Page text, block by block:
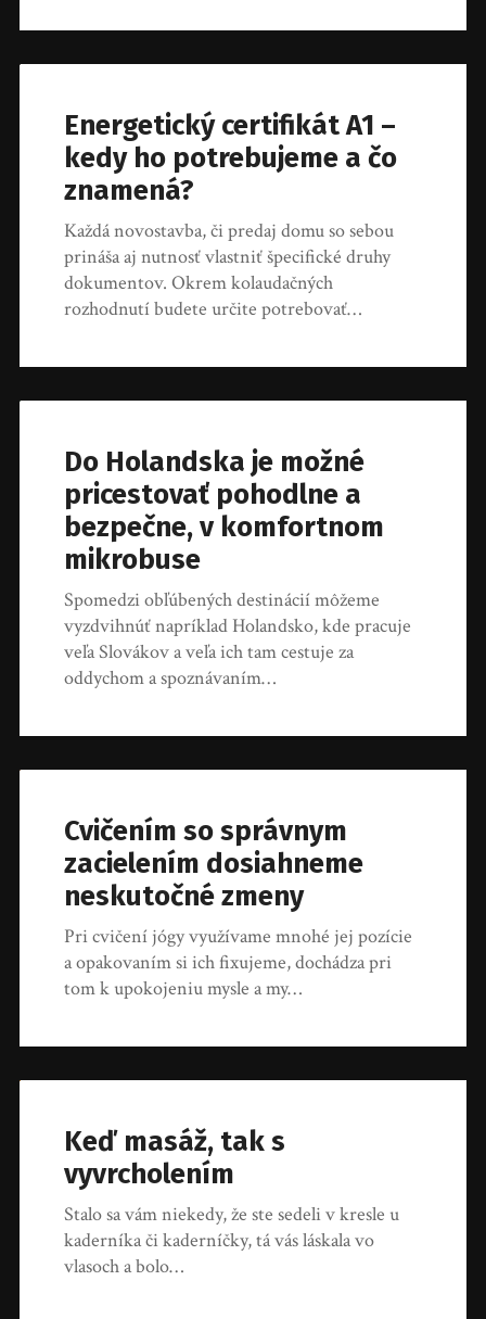
Energetický certifikát A1 –
kedy ho potrebujeme a čo
znamená?
Každá novostavba, či predaj domu so sebou
prináša aj nutnosť vlastniť špecifické druhy
dokumentov. Okrem kolaudačných
rozhodnutí budete určite potrebovať…
Do Holandska je možné
pricestovať pohodlne a
bezpečne, v komfortnom
mikrobuse
Spomedzi obľúbených destinácií môžeme
vyzdvihnúť napríklad Holandsko, kde pracuje
veľa Slovákov a veľa ich tam cestuje za
oddychom a spoznávaním…
Cvičením so správnym
zacielením dosiahneme
neskutočné zmeny
Pri cvičení jógy využívame mnohé jej pozície
a opakovaním si ich fixujeme, dochádza pri
tom k upokojeniu mysle a my…
Keď masáž, tak s
vyvrcholením
Stalo sa vám niekedy, že ste sedeli v kresle u
kaderníka či kaderníčky, tá vás láskala vo
vlasoch a bolo…